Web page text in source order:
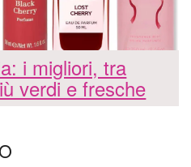
i migliori, tra
verdi e fresche